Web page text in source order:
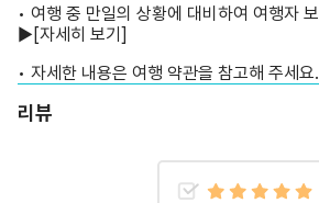
• 여행 중 만일의 상황에 대비하여 여행자
▶ [자세히 보기]
• 자세한 내용은 여행 약관을 참고해 주세
리뷰